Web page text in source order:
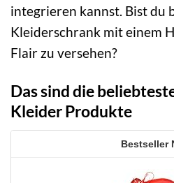
integrieren kannst. Bist du
Kleiderschrank mit einem
Flair zu versehen?
Das sind die
Kleider Produkte